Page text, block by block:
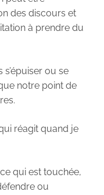
des discours et
à prendre du
ou se
notre point de
réagit quand je
qui est touchée,
ou